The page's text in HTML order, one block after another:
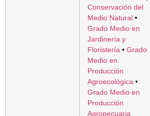
Conservación del
Medio Natural •
Grado Medio en
Jardinería y
Floristería • Grado
Medio en
Producción
Agroecológica •
Grado Medio en
Producción
Agropecuaria